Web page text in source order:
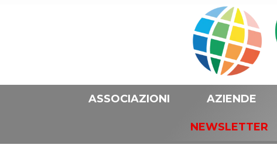
ASSOCIAZIONI AZIENDE
NEWSLETTER